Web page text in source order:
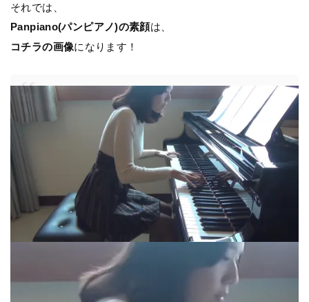
それでは、
Panpiano(パンピアノ)の素顔は、
コチラの画像になります！